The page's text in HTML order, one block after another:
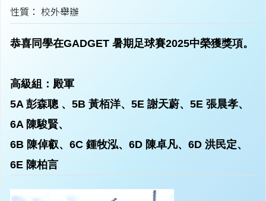
性質： 校外舉辦
恭喜同學在GADGET 暑期足球賽2025中榮獲獎項。
高級組：殿軍
5A 彭森聰 、5B 黃栢洋、5E 謝天蔚、5E 張晨孝、
6A 陳駿賢、
6B 陳倬叡、6C 鍾牧泓、6D 陳卓凡、6D 洪民定、
6E 陳柏言